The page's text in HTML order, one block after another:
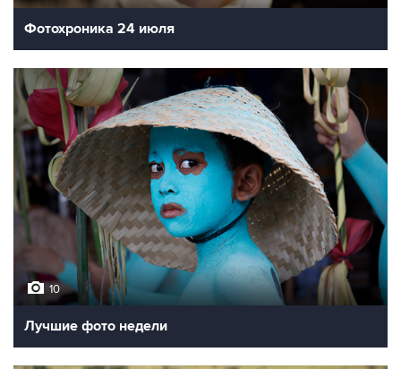
Фотохроника 24 июля
10
Лучшие фото недели